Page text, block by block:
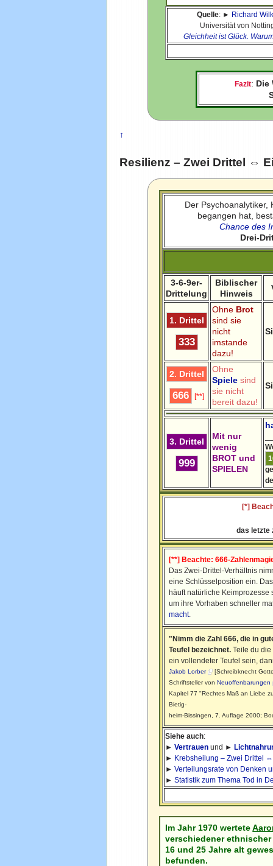
Quelle: ► Richard
Universität von
Gleichheit ist Glück.
Fazit: Die
↑
Resilienz – Zwei Drittel ⇔
Der
begangen hat,
Chance des
Drei-
3-6-9er-
Drittelung
Biblischer
Hinweis
1. Drittel
333
Ohne Brot
sind sie
nicht
imstande
dazu!
2. Drittel
666 [**]
Ohne
Spiele sind
sie nicht
bereit dazu!
3. Drittel
999
Mit nur
wenig
BROT und
SPIELEN
[*]
das letzte
[**] Beachte: 666-
Das Zwei-Drittel-Verhältnis
eine Schlüsselposition ein.
häuft natürliche
um ihre Vorhaben schneller
macht.
"Nimm die Zahl 666, die in
Teufel bezeichnet. Teile du
ein vollendeter Teufel sein,
Jakob Lorber
[Schreibknecht
Schriftsteller vonNeuoffenbarungen
Kapitel 77 "Rechtes Maß an Liebe
Bietig-
heim-Bissingen, 7. Auflage 2000;
Siehe auch:
►Vertrauen und ►
► Krebsheilung – Zwei Drittel
►Verteilungsrate von Denken
►Statistik zum Thema Tod in
Im Jahr 1970 wertete
verschiedener
16 und 25 Jahre alt
befunden.